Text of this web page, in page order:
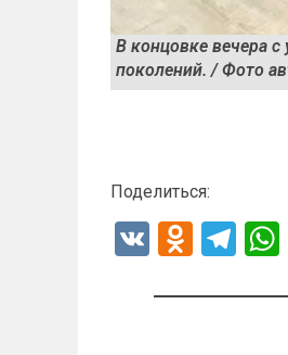
В концовке вечера с
поколений. / Фото
Поделиться:
V
O
n
T
e